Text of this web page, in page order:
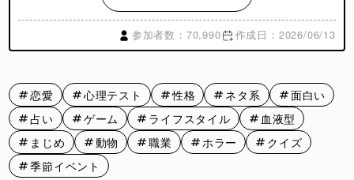
「べあ診断」とは、かわいいくまのキャラクターになぞらえ
て性格や恋愛傾向を分析する診断コンテンツのことです。
ています。難しい心理学用語ではなく、かわいい世界観の中
で自分の性格や恋愛スタイルを知れるのが魅力です。
「自分はどんなタイプ？」「恋をするとどんな行動をと
る？」といった気になるポイントを、キャラクターを通して
楽しくチェックできます。
参加者数：70,990 作成日：2026/06/13
恋愛 心理テスト 性格 ネタ系
面白い
占い
ゲーム ライフスタイル
血液型
まじめ
動物 職業 ホラー
クイズ
季節イベント